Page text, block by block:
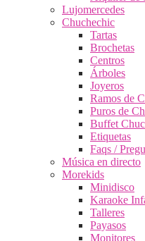
Lujomercedes
Chuchechic
Tartas
Brochetas
Centros
Árboles
Joyeros
Ramos de
Puros de
Buffet
Etiquetas
Faqs /
Música en directo
Morekids
Minidisco
Karaoke
Talleres
Payasos
Monitores